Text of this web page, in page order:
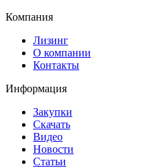
Компания
Лизинг
О компании
Контакты
Информация
Закупки
Скачать
Видео
Новости
Статьи